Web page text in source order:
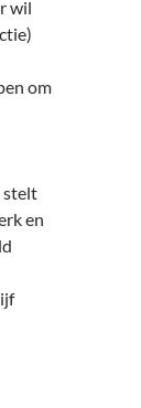
wil
om
stelt
en